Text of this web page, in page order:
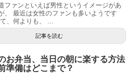
ファンといえば男性というイメージがあ
、 最近は女性のファンも多いようです
、何よりも、 ...
記事を読む
お弁当、当日の朝に楽する方法
準備はどこまで？